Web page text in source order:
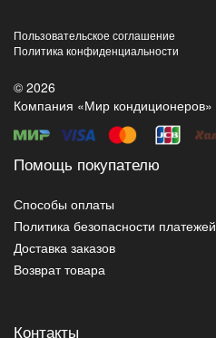
Пользовательское соглашение
Политика конфиденциальности
© 2026
Компания «Мир кондиционеров»
Помощь покупателю
Способы оплаты
Политика безопасности платежей
Доставка заказов
Возврат товара
Контакты